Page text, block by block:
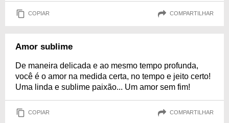
COPIAR COMPARTILHAR
Amor sublime
De maneira delicada e ao mesmo tempo profunda,
você é o amor na medida certa, no tempo e jeito certo!
Uma linda e sublime paixão... Um amor sem fim!
COPIAR COMPARTILHAR